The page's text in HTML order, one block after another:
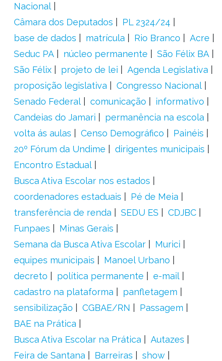
Nacional
Câmara dos Deputados
PL 2324/24
base de dados
matrícula Rio Branco
Acre
Seduc PA
núcleo permanente
São Félix BA
São Félix
projeto de lei
Agenda Legislativa
proposição legislativa
Congresso Nacional
Senado Federal
comunicação
informativo
Candeias do Jamari
permanência na escola
volta ás aulas
Censo Demográfico
Painéis
20º Fórum da Undime
dirigentes municipais
Encontro Estadual
Busca Ativa Escolar nos estados
coordenadores estaduais
Pé de Meia
transferência de renda
SEDU ES
CDJBC
Funpaes
Minas Gerais
Semana da Busca Ativa Escolar
Murici
equipes municipais
Manoel Urbano
decreto
política permanente
e-mail
cadastro na plataforma
panfletagem
sensibilização
CGBAE/RN
Passagem
BAE na Prática
Busca Ativa Escolar na Prática
Autazes
Feira de Santana
Barreiras
show